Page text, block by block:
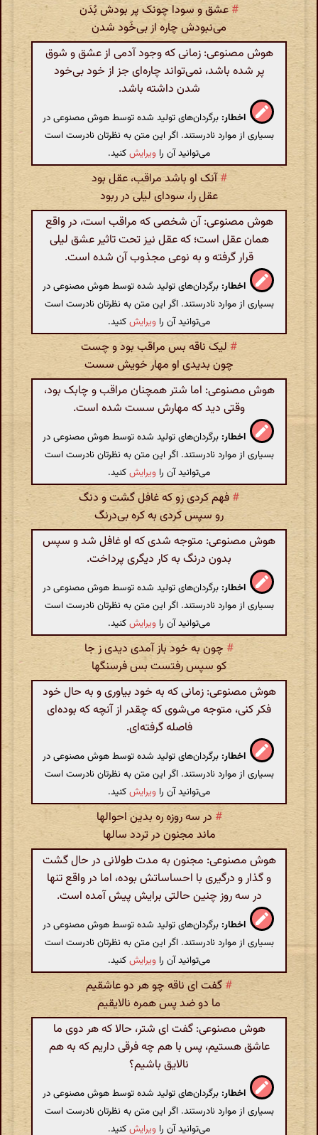
#عشق و سودا چونک پر بودش بُدَن
می‌نبودش چاره از بی‌خَود شدن
هوش مصنوعی: زمانی که وجود آدمی از عشق و شوق
پر شده باشد، نمی‌تواند چاره‌ای جز از خود بی‌خود
شدن داشته باشد.
اخطار: برگردان‌های تولید شده توسط هوش مصنوعی در
بسیاری از موارد نادرستند. اگر این متن به نظرتان نادرست است
می‌توانید آن را ویرایشکنید.
#آنک او باشد مراقب، عقل بود
عقل را، سودای لیلی در ربود
هوش مصنوعی: آن شخصی که مراقب است، در واقع
همان عقل است؛ که عقل نیز تحت تاثیر عشق لیلی
قرار گرفته و به نوعی مجذوب آن شده است.
اخطار: برگردان‌های تولید شده توسط هوش مصنوعی در
بسیاری از موارد نادرستند. اگر این متن به نظرتان نادرست است
می‌توانید آن را ویرایشکنید.
#لیک ناقه بس مراقب بود و چست
چون بدیدی او مهار خویش سست
هوش مصنوعی: اما شتر همچنان مراقب و چابک بود،
وقتی دید که مهارش سست شده است.
اخطار: برگردان‌های تولید شده توسط هوش مصنوعی در
بسیاری از موارد نادرستند. اگر این متن به نظرتان نادرست است
می‌توانید آن را ویرایشکنید.
# فهم کردی زو که غافل گشت و دنگ
رو سپس کردی به کره بی‌درنگ
هوش مصنوعی: متوجه شدی که او غافل شد و سپس
بدون درنگ به کار دیگری پرداخت.
اخطار: برگردان‌های تولید شده توسط هوش مصنوعی در
بسیاری از موارد نادرستند. اگر این متن به نظرتان نادرست است
می‌توانید آن را ویرایشکنید.
# چون به خود باز آمدی دیدی ز جا
کو سپس رفتست بس فرسنگها
هوش مصنوعی: زمانی که به خود بیاوری و به حال خود
فکر کنی، متوجه می‌شوی که چقدر از آنچه که بوده‌ای
فاصله گرفته‌ای.
اخطار: برگردان‌های تولید شده توسط هوش مصنوعی در
بسیاری از موارد نادرستند. اگر این متن به نظرتان نادرست است
می‌توانید آن را ویرایشکنید.
# در سه روزه ره بدین احوالها
ماند مجنون در تردد سالها
هوش مصنوعی: مجنون به مدت طولانی در حال گشت
و گذار و درگیری با احساساتش بوده، اما در واقع تنها
در سه روز چنین حالتی برایش پیش آمده است.
اخطار: برگردان‌های تولید شده توسط هوش مصنوعی در
بسیاری از موارد نادرستند. اگر این متن به نظرتان نادرست است
می‌توانید آن را ویرایشکنید.
# گفت ای ناقه چو هر دو عاشقیم
ما دو ضد پس همره نالایقیم
هوش مصنوعی: گفت ای شتر، حالا که هر دوی ما
عاشق هستیم، پس با هم چه فرقی داریم که به هم
نالایق باشیم؟
اخطار: برگردان‌های تولید شده توسط هوش مصنوعی در
بسیاری از موارد نادرستند. اگر این متن به نظرتان نادرست است
می‌توانید آن را ویرایشکنید.